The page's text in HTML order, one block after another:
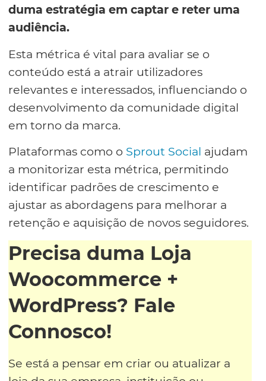
duma estratégia em captar e reter uma
audiência.
Esta métrica é vital para avaliar se o
conteúdo está a atrair utilizadores
relevantes e interessados, influenciando o
desenvolvimento da comunidade digital
em torno da marca.
Plataformas como o Sprout Social ajudam
a monitorizar esta métrica, permitindo
identificar padrões de crescimento e
ajustar as abordagens para melhorar a
retenção e aquisição de novos seguidores.
Precisa duma Loja
Woocommerce +
WordPress? Fale
Connosco!
Se está a pensar em criar ou atualizar a